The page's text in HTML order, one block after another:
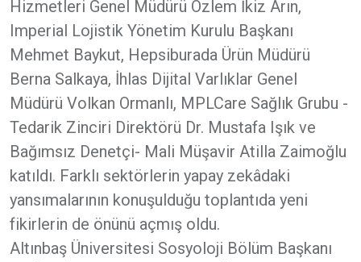
Hizmetleri Genel Müdürü Özlem İkiz Arın,
Imperial Lojistik Yönetim Kurulu Başkanı
Mehmet Baykut, Hepsiburada Ürün Müdürü
Berna Salkaya, İhlas Dijital Varlıklar Genel
Müdürü Volkan Ormanlı, MPLCare Sağlık Grubu -
Tedarik Zinciri Direktörü Dr. Mustafa Işık ve
Bağımsız Denetçi- Mali Müşavir Atilla Zaimoğlu
katıldı. Farklı sektörlerin yapay zekâdaki
yansımalarının konuşulduğu toplantıda yeni
fikirlerin de önünü açmış oldu.
Altınbaş Üniversitesi Sosyoloji Bölüm Başkanı